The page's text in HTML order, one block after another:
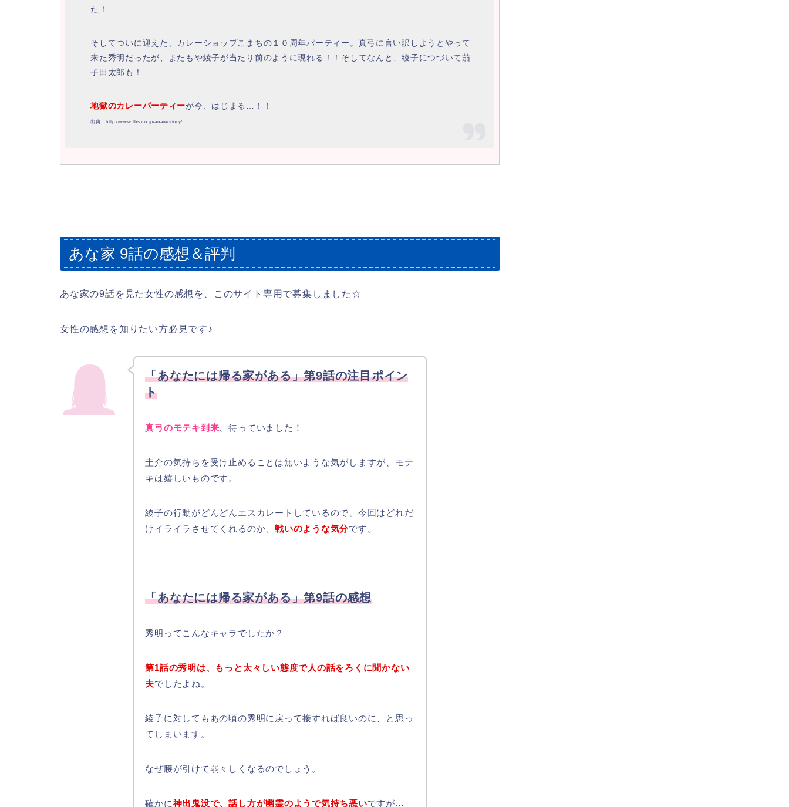
た！
そしてついに迎えた、カレーショップこまちの１０周年パーティー。真弓に言い訳しようとやって
来た秀明だったが、またもや綾子が当たり前のように現れる！！そしてなんと、綾子につづいて茄
子田太郎も！
地獄のカレーパーティーが今、はじまる…！！
出典：http://www.tbs.co.jp/anaie/story/
あな家 9話の感想＆評判
あな家の9話を見た女性の感想を、このサイト専用で募集しました☆
女性の感想を知りたい方必見です♪
「あなたには帰る家がある」第9話の注目ポイン
ト
真弓のモテキ到来 、待っていました！
圭介の気持ちを受け止めることは無いような気がしますが、モテ
キは嬉しいものです。
綾子の行動がどんどんエスカレートしているので、今回はどれだ
けイライラさせてくれるのか、戦いのような気分です。
「あなたには帰る家がある」第9話の感想
秀明ってこんなキャラでしたか？
第1話の秀明は、もっと太々しい態度で人の話をろくに聞かない
夫でしたよね。
綾子に対してもあの頃の秀明に戻って接すれば良いのに、と思っ
てしまいます。
なぜ腰が引けて弱々しくなるのでしょう。
確かに神出鬼没で、話し方が幽霊のようで気持ち悪いですが…